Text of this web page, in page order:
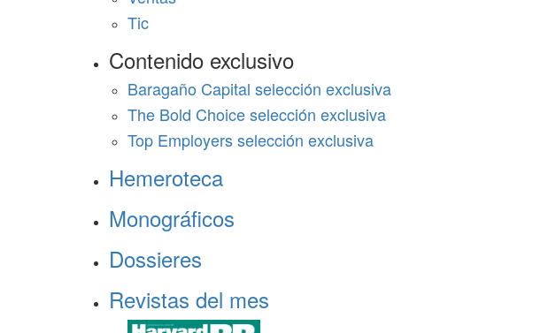
Tic
Contenido exclusivo
Baragaño Capital selección exclusiva
The Bold Choice selección exclusiva
Top Employers selección exclusiva
Hemeroteca
Monográficos
Dossieres
Revistas del mes